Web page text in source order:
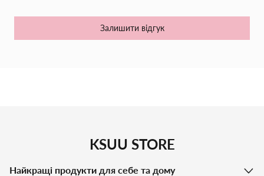
обтяження;
Залишити відгук
KSUU STORE
Найкращі продукти для себе та дому